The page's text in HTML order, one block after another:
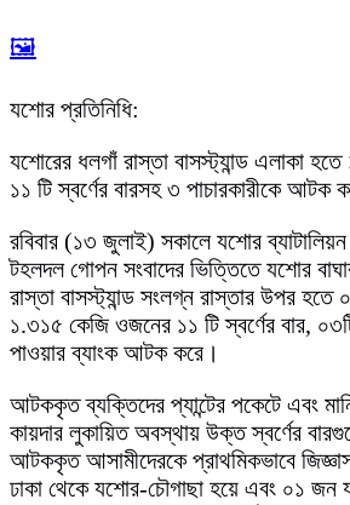
🖼️
যশোর প্রতিনিধি:
যশোরের ধলগাঁ রাস্তা বাসস্ট্যান্ড এলাকা
১১ টি স্বর্ণের বারসহ ৩ পাচারকারীকে আটক
রবিবার (১৩ জুলাই) সকালে যশোর
টহলদল গোপন সংবাদের ভিত্তিতে যশোর
রাস্তা বাসস্ট্যান্ড সংলগ্ন রাস্তার উপর
১.৩১৫ কেজি ওজনের ১১ টি স্বর্ণের বার,
পাওয়ার ব্যাংক আটক করে।
আটককৃত ব্যক্তিদের প্যান্টের পকেটে এবং
কায়দার লুকায়িত অবস্থায় উক্ত স্বর্ণের
আটককৃত আসামীদেরকে প্রাথমিকভাবে
ঢাকা থেকে যশোর-চৌগাছা হয়ে এবং ০১ জন